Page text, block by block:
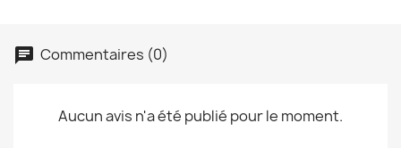
Commentaires (0)
Aucun avis n'a été publié pour le moment.